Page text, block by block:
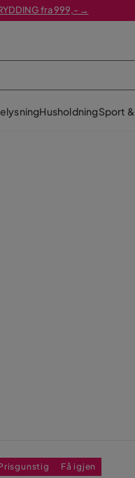
fra 999,- →
HusholdningSport
Få igjen